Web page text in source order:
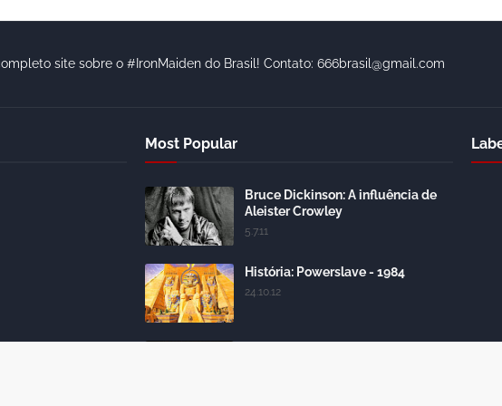
site sobre o #IronMaiden do Brasil! Contato: 666brasil@gmail.com
Most Popular
Bruce Dickinson: A influência de
Aleister Crowley
5.7.11
História: Powerslave - 1984
24.10.12